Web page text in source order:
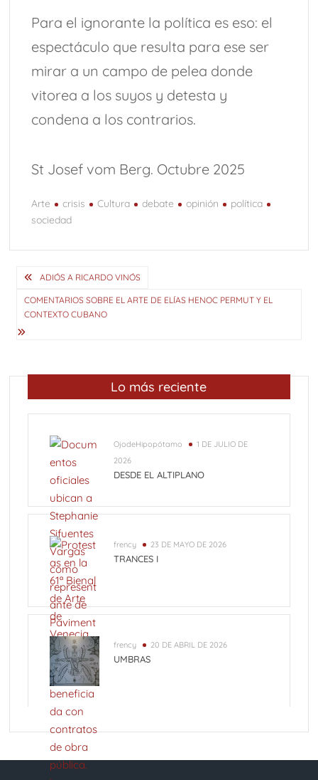
Para el ignorante la política es eso: el
espectáculo que resulta para ese ser
mirar a un campo de pelea donde
vitorea a los suyos y detesta y
condena a los contrarios.
St Josef vom Berg. Octubre 2025
Arte crisis Cultura debate opinión
política
sociedad
Navegación
de
entradas
ADIÓS A RICARDO VINÓS
COMENTARIOS SOBRE EL ARTE DE ELÍAS HENOC PERMUT Y EL
CONTEXTO CUBANO
Lo más reciente
OjodeHipopótamo
1 DE JULIO DE
2026
DESDE EL ALTIPLANO
frency 23 DE MAYO DE 2026
TRANCES I
frency 20 DE ABRIL DE 2026
UMBRAS